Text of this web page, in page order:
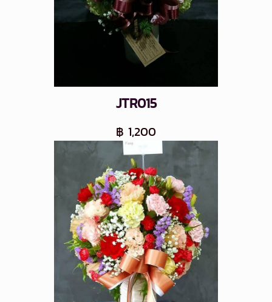
JTR015
฿ 1,200